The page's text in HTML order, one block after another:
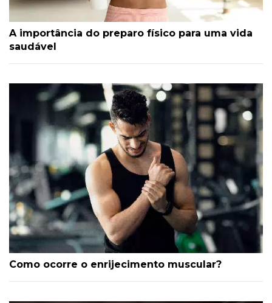
A importância do preparo físico para uma vida
saudável
Como ocorre o enrijecimento muscular?